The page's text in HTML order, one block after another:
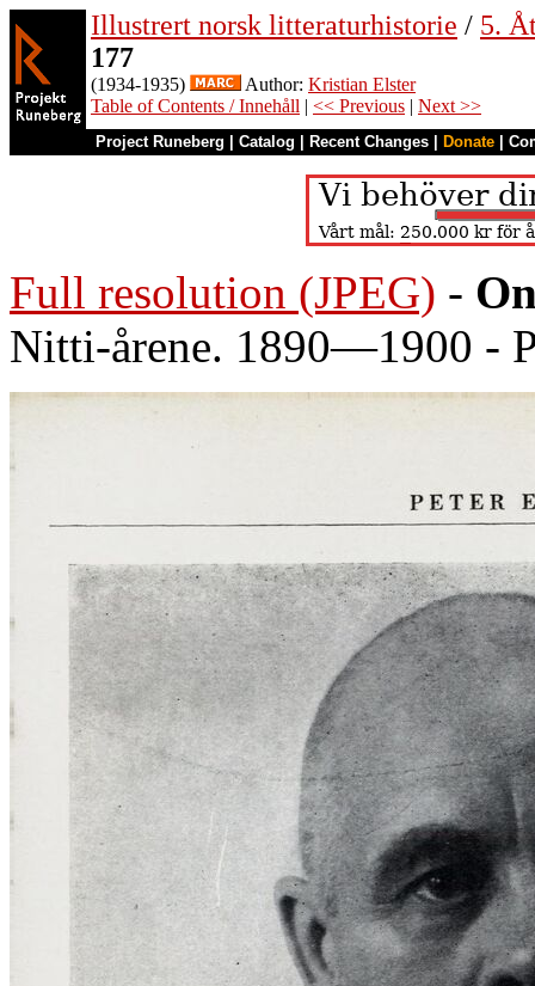
Illustrert norsk litteraturhistorie / 5.
177
(1934-1935) Author: Kristian Elster
Table of Contents / Innehåll | << Previous | Next >>
Project Runeberg Catalog Recent Changes Donate
Full resolution (JPEG) -
Nitti-årene. 1890—1900 -